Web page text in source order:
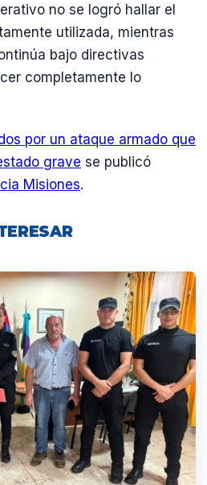
no se logró hallar el
utilizada, mientras
bajo directivas
completamente lo
por un ataque armado que
grave se publicó
Misiones.